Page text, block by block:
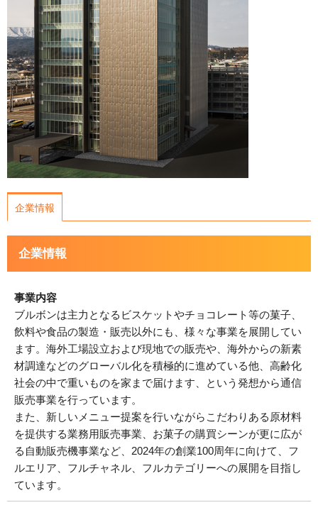
企業情報
企業情報
事業内容
ブルボンは主力となるビスケットやチョコレート等の菓子、
飲料や食品の製造・販売以外にも、様々な事業を展開してい
ます。海外工場設立および現地での販売や、海外からの新素
材調達などのグローバル化を積極的に進めている他、高齢化
社会の中で重いものを家まで届けます、という発想から通信
販売事業を行っています。
また、新しいメニュー提案を行いながらこだわりある原材料
を提供する業務用販売事業、お菓子の購買シーンが更に広が
る自動販売機事業など、2024年の創業100周年に向けて、フ
ルエリア、フルチャネル、フルカテゴリーへの展開を目指し
ています。